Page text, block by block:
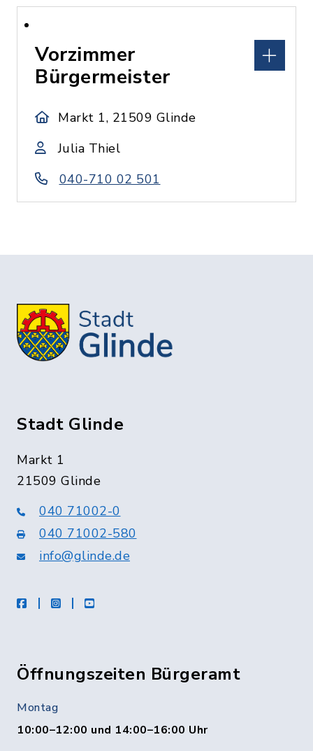
Vorzimmer
Bürgermeister
Markt 1, 21509 Glinde
Julia Thiel
040-710 02 501
Stadt Glinde
Markt 1
21509 Glinde
040 71002-0
040 71002-580
info@glinde.de
facebookinstagramYoutube
Öffnungszeiten Bürgeramt
Montag
10:00–12:00 und 14:00–16:00 Uhr